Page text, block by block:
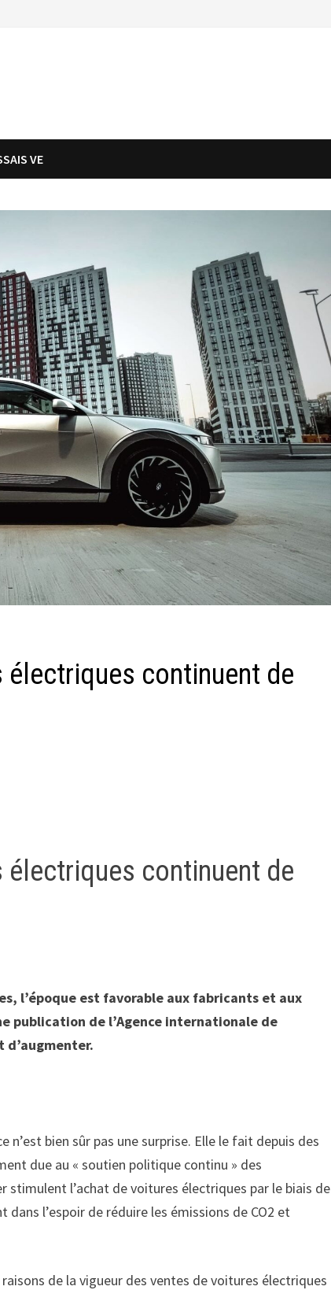
VE
électriques continuent de
électriques continuent de
l’époque est favorable aux fabricants et aux
publication de l’Agence internationale de
d’augmenter.
bien sûr pas une surprise. Elle le fait depuis des
due au « soutien politique continu » des
l’achat de voitures électriques par le biais de
l’espoir de réduire les émissions de CO2 et
de la vigueur des ventes de voitures électriques